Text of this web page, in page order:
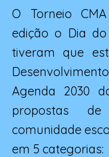
O Torneio
edição o Dia
tiveram que
Agenda 2030
propostas
comunidade
em 5 categorias: